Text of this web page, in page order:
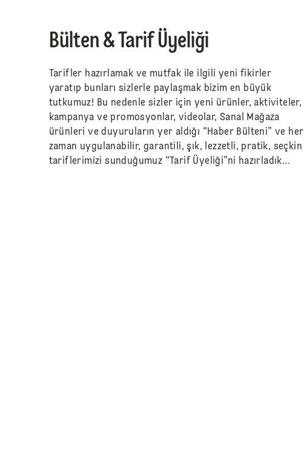
Bülten & Tarif Üyeliği
Tarifler hazırlamak ve mutfak ile ilgili yeni fikirler
yaratıp bunları sizlerle paylaşmak bizim en büyük
tutkumuz! Bu nedenle sizler için yeni ürünler, aktiviteler,
kampanya ve promosyonlar, videolar, Sanal Mağaza
ürünleri ve duyuruların yer aldığı “Haber Bülteni” ve her
zaman uygulanabilir, garantili, şık, lezzetli, pratik, seçkin
tariflerimizi sunduğumuz “Tarif Üyeliği”ni hazırladık...